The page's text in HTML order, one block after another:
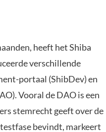
heeft het Shiba
verschillende
portaal (ShibDev) en
Vooral de DAO is een
stemrecht geeft over de
bevindt, markeert